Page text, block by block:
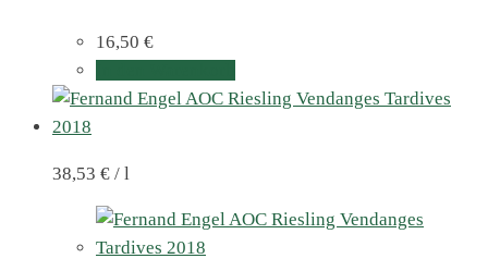
16,50 €
38,53 € / l